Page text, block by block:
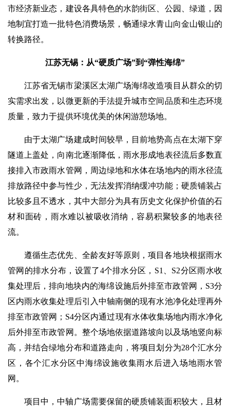
市经济新业态，建设各具特色的水韵街区、公园、绿道，因
地制宜打造一批特色消费场景，畅通绿水青山向金山银山的
转换路径。
江苏无锡：从“硬质广场”到“弹性海绵”
江苏省无锡市梁溪区太湖广场海绵改造项目从群众的切
实需求出发，以微更新的手法提升城市空间品质和生态环境
质量，致力于提供环境优美的休闲游憩场地。
由于太湖广场建成时间较早，目前地势高点在太湖下穿
隧道上盖处，向南北逐渐降低，雨水形成地表径流后多数直
接排入市政雨水管网，周边绿地和水体在场地内的雨水径流
排放路径中参与性少，无法发挥消纳缓冲功能；硬质铺装占
比较多且不透水，其中大部分为具有历史文化保护价值的石
材和面砖，雨水难以被吸收消纳，容易积聚较多的地表径
流。
遵循生态优先、全龄友好等原则，项目各地块根据雨水
管网的排水分布，设置了4个排水分区，S1、S2分区雨水收
集处理后，排向地块内的海绵设施后外排至市政管网，S3分
区内雨水收集处理后引入中轴南侧的现有水池净化处理再外
排至市政管网；S4分区内通过现有水体收集场地内雨水净化
后外排至市政管网。整个场地依据道路坡向以及场地竖向标
高，并结合绿地分布和道路走向，将项目划分为28个汇水分
区，各个汇水分区中海绵设施收集雨水后进入场地雨水管
网。
项目中，中轴广场需要保留的硬质铺装面积较大，且材